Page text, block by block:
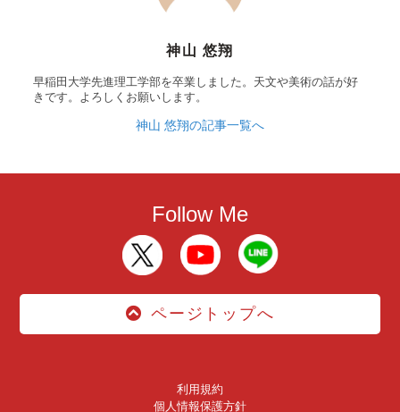
神山 悠翔
早稲田大学先進理工学部を卒業しました。天文や美術の話が好
きです。よろしくお願いします。
神山 悠翔の記事一覧へ
Follow Me
ページトップへ
利用規約
個人情報保護方針